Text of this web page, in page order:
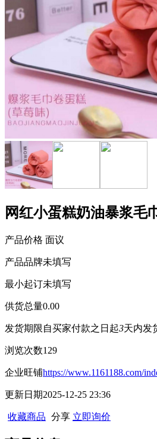
网红小蛋糕奶油暴浆毛
产品价格 面议
产品品牌未填写
最小起订未填写
供货总量0.00
发货期限自买家付款之日起3天内发
浏览次数129
企业旺铺https://www.1161188.com/
更新日期2025-12-25 23:36
收藏商品 分享 立即询价